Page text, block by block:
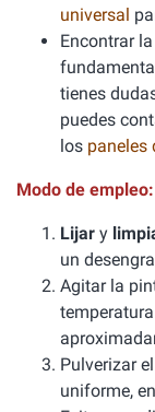
universal
Encontrar
tienes
puedes
los paneles
Modo de empleo:
Lijar y
un
Agitar la
Pulverizar
uniforme,